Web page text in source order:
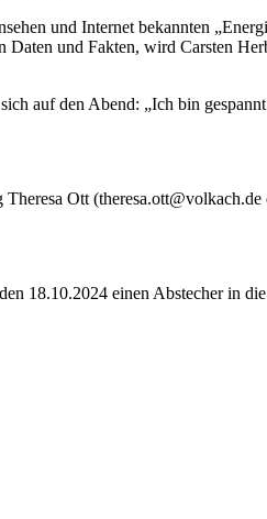
und Internet bekannten
und Fakten, wird Carsten
auf den Abend: „Ich bin
Ott
18.10.2024 einen Abstecher in